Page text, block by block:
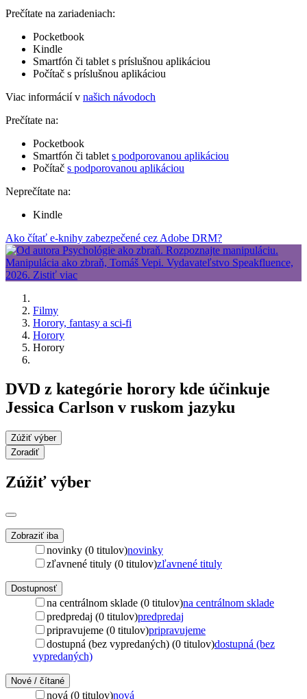
Prečítate na zariadeniach:
Pocketbook
Kindle
Smartfón či tablet s príslušnou aplikáciou
Počítač s príslušnou aplikáciou
Viac informácií v našich návodoch
Prečítate na:
Pocketbook
Smartfón či tablet s podporovanou aplikáciou
Počítač s podporovanou aplikáciou
Neprečítate na:
Kindle
Ako čítať e-knihy zabezpečené cez Adobe DRM?
Filmy
Horory, fantasy a sci-fi
Horory
Horory
DVD z kategórie horory kde účinkuje
Jessica Carlson v ruskom jazyku
Zúžiť výber
Zoradiť
Zúžiť výber
Zobraziť iba
novinky (0 titulov)novinky
zľavnené tituly (0 titulov)zľavnené tituly
Dostupnosť
na centrálnom sklade (0 titulov)na centrálnom sklade
predpredaj (0 titulov)predpredaj
pripravujeme (0 titulov)pripravujeme
dostupná (bez vypredaných) (0 titulov)dostupná (bez
vypredaných)
Nové / čítané
nová (0 titulov)nová